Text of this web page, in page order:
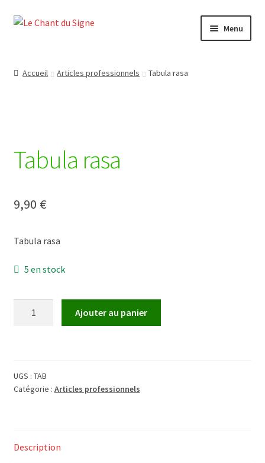
Aller
Aller
Menu
Mon compte
Politique de confidentialité
Quand ça se passe mal
Validation de la commande
Accueil Articles professionnels Tabula rasa
Tabula rasa
9,90 €
Tabula rasa
5 en stock
Ajouter au panier
UGS : TAB
Catégorie : Articles professionnels
Description